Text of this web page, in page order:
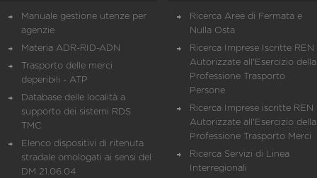
Manuale gestione utenze per
agenzie
Materia ADR-RID-ADN
Trasporto delle merci
deperibili - ATP
Database delle località a
supporto dei sistemi RDS
TMC
Elenco dispositivi di ritenuta
stradale omologati ai sensi del
DM 21.06.04
Ricerca Aree di Fermata e
Nulla Osta
Ricerca Imprese Iscritte REN
Autorizzate all'Esercizio della
Professione Trasporto
Persone
Ricerca Imprese iscritte REN
Autorizzate all'Esercizio della
Professione Trasporto Merci
Ricerca Servizi di Linea
Interregionali